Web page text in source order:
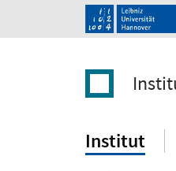
Institut